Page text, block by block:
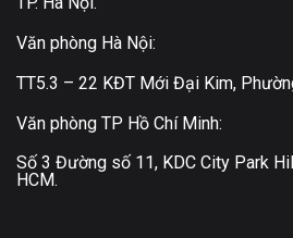
Văn phòng Hà Nội:
TT5.3 – 22 KĐT Mới Đại Kim,
Văn phòng TP Hồ Chí Minh:
Số 3 Đường số 11, KDC City Park
HCM.